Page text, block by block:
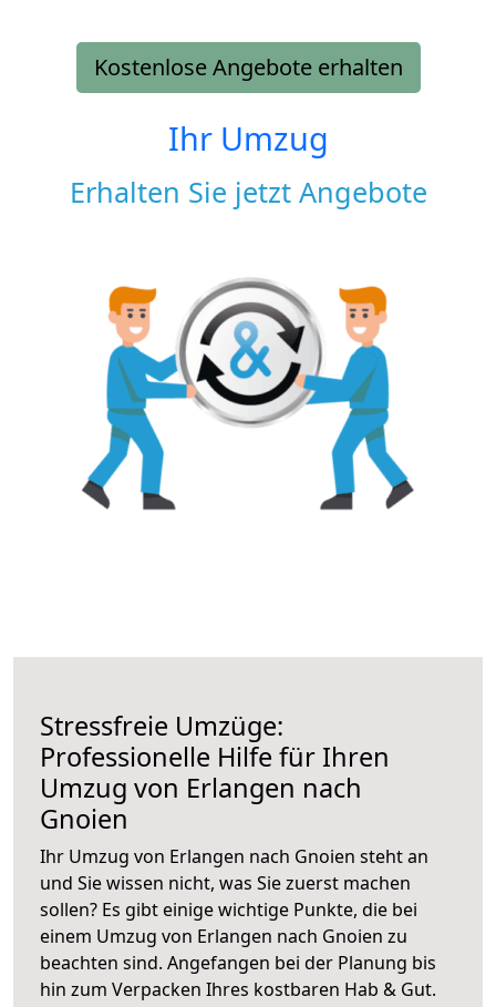
Kostenlose Angebote erhalten
Ihr Umzug
Erhalten Sie jetzt Angebote
Stressfreie Umzüge:
Professionelle Hilfe für Ihren
Umzug von Erlangen nach
Gnoien
Ihr Umzug von Erlangen nach Gnoien steht an
und Sie wissen nicht, was Sie zuerst machen
sollen? Es gibt einige wichtige Punkte, die bei
einem Umzug von Erlangen nach Gnoien zu
beachten sind. Angefangen bei der Planung bis
hin zum Verpacken Ihres kostbaren Hab & Gut.